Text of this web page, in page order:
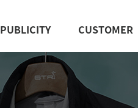
PUBLICITY CUSTOMER